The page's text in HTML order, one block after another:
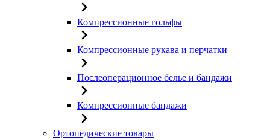
Компрессионные гольфы
Компрессионные рукава и перчатки
Послеоперационное белье и бандажи
Компрессионные бандажи
Ортопедические товары